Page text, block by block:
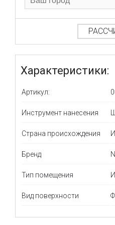
Характеристики:
Артикул:
Инструмент нанесения
Страна происхождения
Бренд
Тип помещения
Вид поверхности